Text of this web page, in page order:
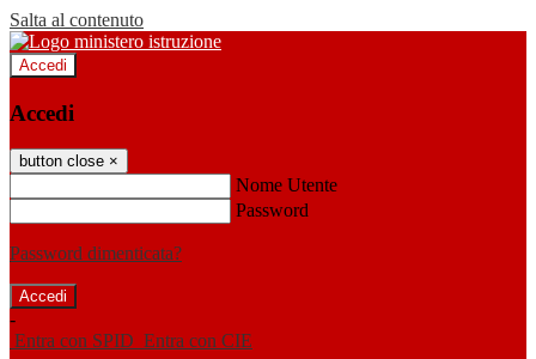
Salta al contenuto
Accedi
Accedi
button close ×
Nome Utente
Password
Password dimenticata?
-
Entra con SPID Entra con CIE